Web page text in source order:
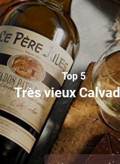
Top 5
Très vieux